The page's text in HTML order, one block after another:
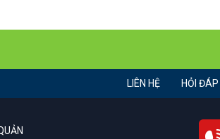
LIÊN HỆ HỎI ĐÁP